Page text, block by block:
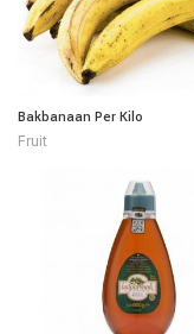
Bakbanaan Per Kilo
Fruit